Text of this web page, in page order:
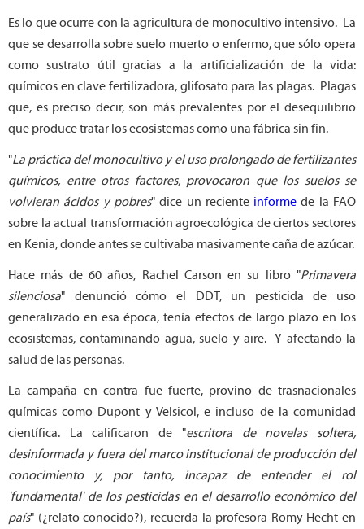
Es lo que ocurre con la agricultura de monocultivo intensivo. La
que se desarrolla sobre suelo muerto o enfermo, que sólo opera
como sustrato útil gracias a la artificialización de la vida:
químicos en clave fertilizadora, glifosato para las plagas. Plagas
que, es preciso decir, son más prevalentes por el desequilibrio
que produce tratar los ecosistemas como una fábrica sin fin.
"La práctica del monocultivo y el uso prolongado de fertilizantes
químicos, entre otros factores, provocaron que los suelos se
volvieran ácidos y pobres" dice un reciente informe de la FAO
sobre la actual transformación agroecológica de ciertos sectores
en Kenia, donde antes se cultivaba masivamente caña de azúcar.
Hace más de 60 años, Rachel Carson en su libro "Primavera
silenciosa" denunció cómo el DDT, un pesticida de uso
generalizado en esa época, tenía efectos de largo plazo en los
ecosistemas, contaminando agua, suelo y aire. Y afectando la
salud de las personas.
La campaña en contra fue fuerte, provino de trasnacionales
químicas como Dupont y Velsicol, e incluso de la comunidad
científica. La calificaron de "escritora de novelas soltera,
desinformada y fuera del marco institucional de producción del
conocimiento y, por tanto, incapaz de entender el rol
'fundamental' de los pesticidas en el desarrollo económico del
país" (¿relato conocido?), recuerda la profesora Romy Hecht en